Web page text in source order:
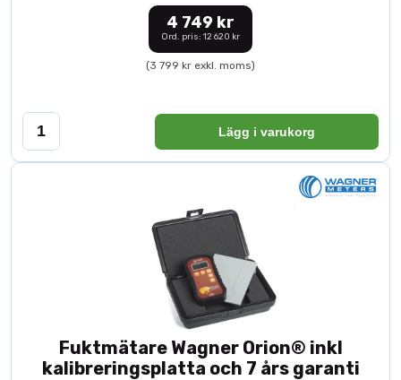
4 749 kr
Ord. pris: 12 620 kr
(3 799 kr exkl. moms)
Lägg i varukorg
Fuktmätare Wagner Orion® inkl
kalibreringsplatta och 7 års garanti